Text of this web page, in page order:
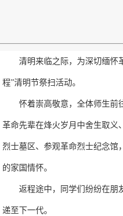
清明来临之际，为深切缅怀
程”清明节祭扫活动。
怀着崇高敬意，全体师生前
革命先辈在烽火岁月中舍生取义
烈士墓区、参观革命烈士纪念馆
的家国情怀。
返程途中，同学们纷纷在朋
递至下一代。